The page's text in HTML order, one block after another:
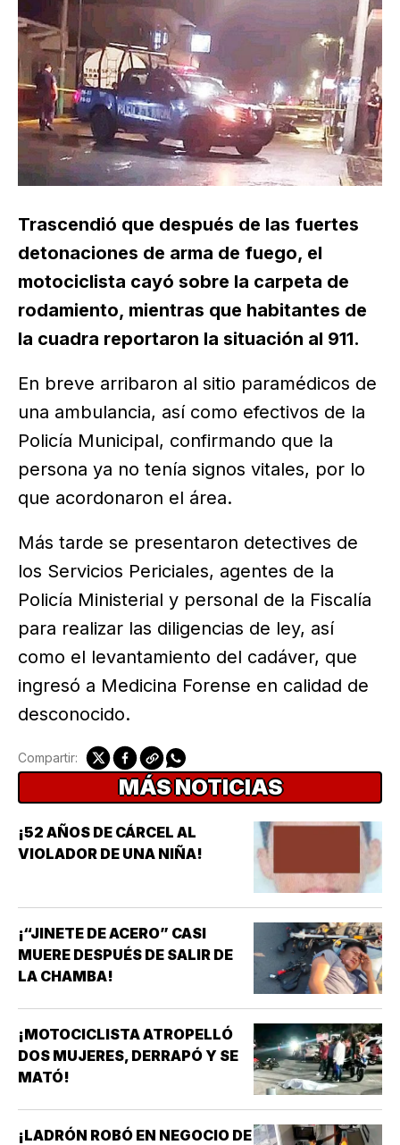
Trascendió que después de las fuertes
detonaciones de arma de fuego, el
motociclista cayó sobre la carpeta de
rodamiento, mientras que habitantes de
la cuadra reportaron la situación al 911.
En breve arribaron al sitio paramédicos de
una ambulancia, así como efectivos de la
Policía Municipal, confirmando que la
persona ya no tenía signos vitales, por lo
que acordonaron el área.
Más tarde se presentaron detectives de
los Servicios Periciales, agentes de la
Policía Ministerial y personal de la Fiscalía
para realizar las diligencias de ley, así
como el levantamiento del cadáver, que
ingresó a Medicina Forense en calidad de
desconocido.
Compartir:
MÁS NOTICIAS
¡52 AÑOS DE CÁRCEL AL
VIOLADOR DE UNA NIÑA!
¡“JINETE DE ACERO” CASI
MUERE DESPUÉS DE SALIR DE
LA CHAMBA!
¡MOTOCICLISTA ATROPELLÓ
DOS MUJERES, DERRAPÓ Y SE
MATÓ!
¡LADRÓN ROBÓ EN NEGOCIO DE